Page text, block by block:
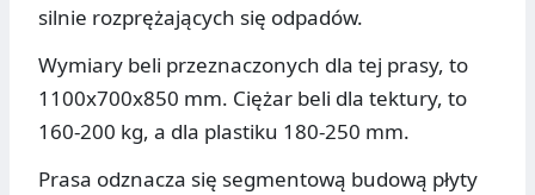
silnie rozprężających się odpadów.
Wymiary beli przeznaczonych dla tej prasy, to
1100x700x850 mm. Ciężar beli dla tektury, to
160-200 kg, a dla plastiku 180-250 mm.
Prasa odznacza się segmentową budową płyty